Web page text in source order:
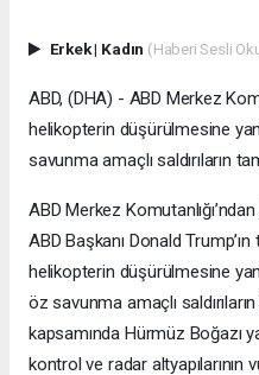
Erkek| Kadın (Haberi Sesli
ABD, (DHA) - ABD Merkez
helikopterin düşürülmesine
savunma amaçlı saldırıların
ABD Merkez
ABD Başkanı Donald
helikopterin düşürülmesine
öz savunma amaçlı
kapsamında Hürmüz Boğazı
kontrol ve radar altyapılarının